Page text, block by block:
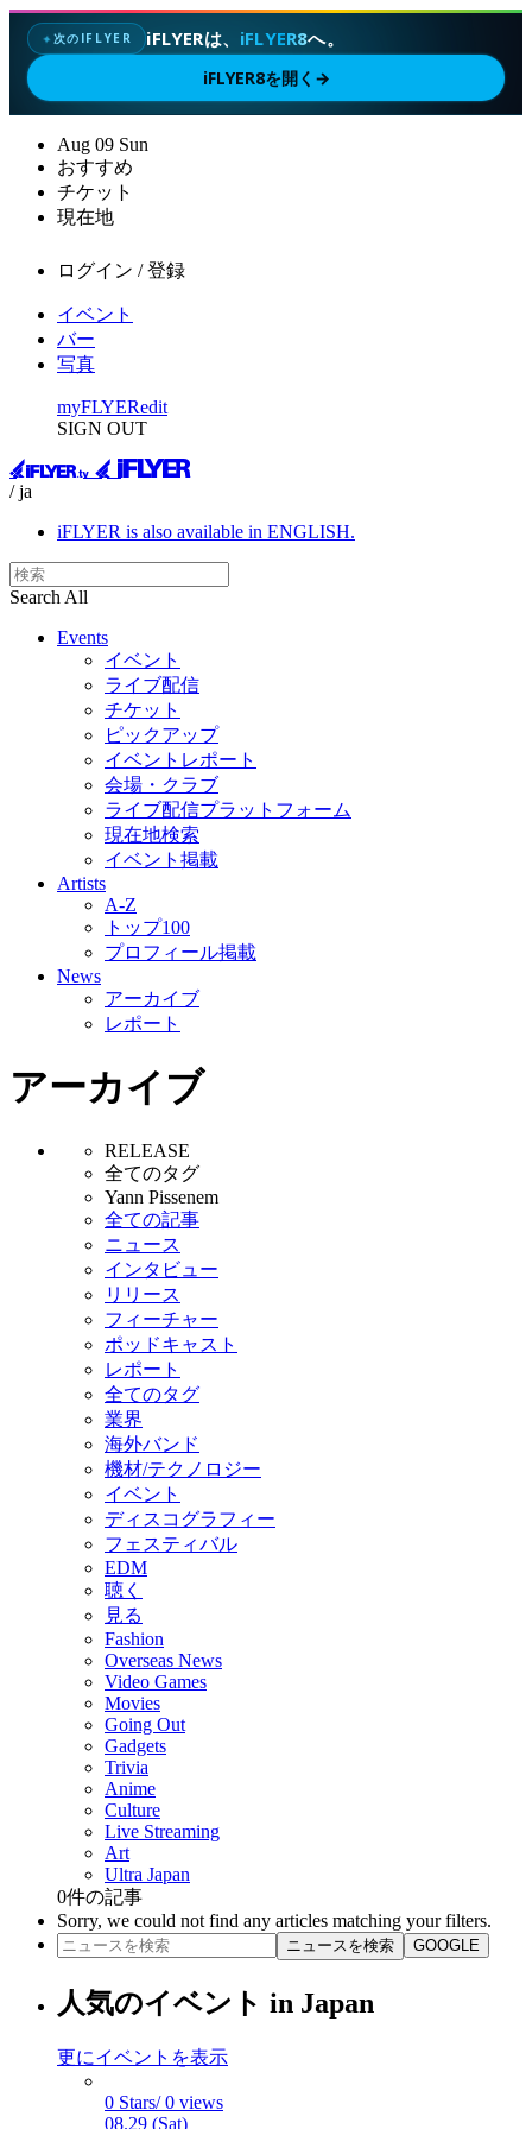
✦次のIFLYER iFLYERは、 iFLYER8へ。
iFLYER8を開く →
Aug 09 Sun
おすすめ
チケット
現在地
ログイン / 登録
イベント
バー
写真
myFLYERedit
SIGN OUT
/ ja
iFLYER is also available in ENGLISH.
Search All
Events
イベント
ライブ配信
チケット
ピックアップ
イベントレポート
会場・クラブ
ライブ配信プラットフォーム
現在地検索
イベント掲載
Artists
A-Z
トップ100
プロフィール掲載
News
アーカイブ
レポート
アーカイブ
RELEASE
全てのタグ
Yann Pissenem
全ての記事
ニュース
インタビュー
リリース
フィーチャー
ポッドキャスト
レポート
全てのタグ
業界
海外バンド
機材/テクノロジー
イベント
ディスコグラフィー
フェスティバル
EDM
聴く
見る
Fashion
Overseas News
Video Games
Movies
Going Out
Gadgets
Trivia
Anime
Culture
Live Streaming
Art
Ultra Japan
0件の記事
Sorry, we could not find any articles matching your filters.
ニュースを検索 GOOGLE
人気のイベント in Japan
更にイベントを表示
0 Stars/ 0 views
08.29 (Sat)